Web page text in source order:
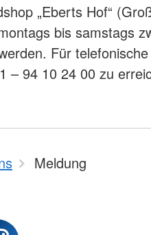
„Eberts Hof“
bis samstags
Für telefonische
– 94 10 24 00 zu
Meldung